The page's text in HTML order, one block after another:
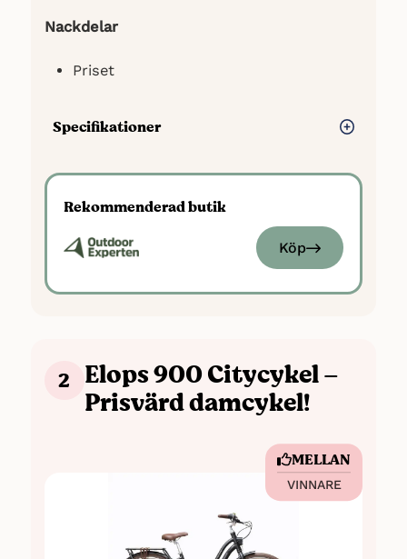
Nackdelar
Priset
Specifikationer
Rekommenderad butik
Köp
2 Elops 900 Citycykel –
Prisvärd damcykel!
MELLAN
VINNARE